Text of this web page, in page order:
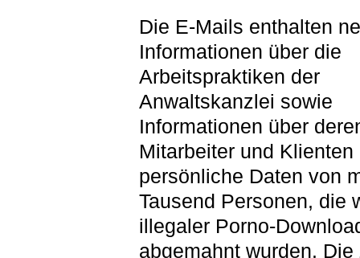
Die E-Mails enthalten
Informationen über die
Arbeitspraktiken der
Anwaltskanzlei sowie
Informationen über
Mitarbeiter und Klienten
persönliche Daten von
Tausend Personen, die
illegaler Porno-
abgemahnt wurden. Die